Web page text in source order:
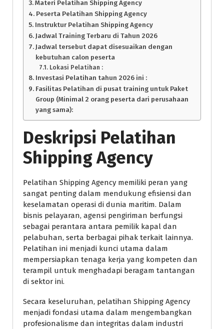
Materi Pelatihan Shipping Agency
Peserta Pelatihan Shipping Agency
Instruktur Pelatihan Shipping Agency
Jadwal Training Terbaru di Tahun 2026
Jadwal tersebut dapat disesuaikan dengan
kebutuhan calon peserta
Lokasi Pelatihan :
Investasi Pelatihan tahun 2026 ini :
Fasilitas Pelatihan di pusat training untuk Paket
Group (Minimal 2 orang peserta dari perusahaan
yang sama):
Deskripsi Pelatihan
Shipping Agency
Pelatihan Shipping Agency memiliki peran yang
sangat penting dalam mendukung efisiensi dan
keselamatan operasi di dunia maritim. Dalam
bisnis pelayaran, agensi pengiriman berfungsi
sebagai perantara antara pemilik kapal dan
pelabuhan, serta berbagai pihak terkait lainnya.
Pelatihan ini menjadi kunci utama dalam
mempersiapkan tenaga kerja yang kompeten dan
terampil untuk menghadapi beragam tantangan
di sektor ini.
Secara keseluruhan, pelatihan Shipping Agency
menjadi fondasi utama dalam mengembangkan
profesionalisme dan integritas dalam industri